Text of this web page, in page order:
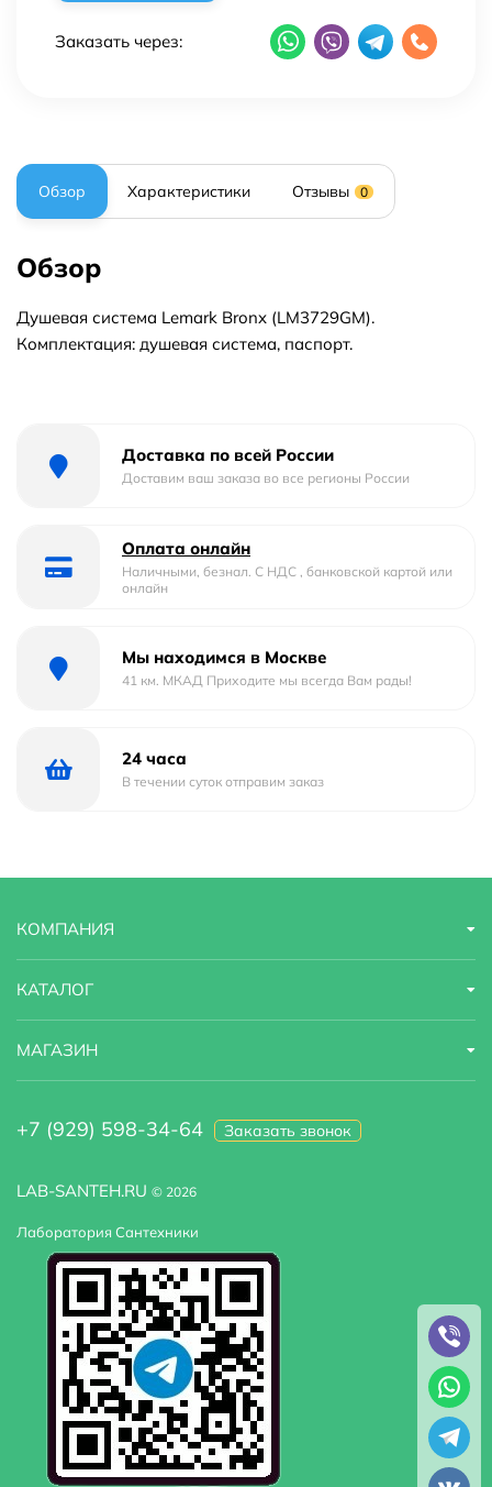
Заказать через:
Обзор Характеристики Отзывы 0
Обзор
Душевая система Lemark Bronx (LM3729GM).
Комплектация: душевая система, паспорт.
Доставка по всей России
Доставим ваш заказа во все регионы России
Оплата онлайн
Наличными, безнал. С НДС , банковской картой или
онлайн
Мы находимся в Москве
41 км. МКАД Приходите мы всегда Вам рады!
24 часа
В течении суток отправим заказ
LAB-SANTEH.RU © 2026
Лаборатория Сантехники
КОМПАНИЯ
КАТАЛОГ
МАГАЗИН
+7 (929) 598-34-64 Заказать звонок